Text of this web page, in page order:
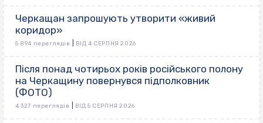
Черкащан запрошують утворити «живий
коридор»
5 894 переглядів ВІД 4 СЕРПНЯ 2026
Після понад чотирьох років російського полону
на Черкащину повернувся підполковник
(ФОТО)
4 327 переглядів ВІД 5 СЕРПНЯ 2026